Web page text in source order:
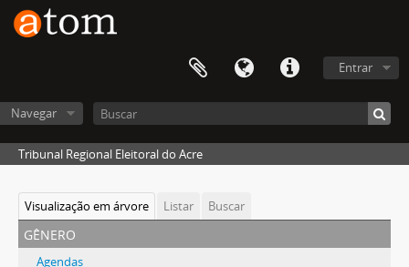
Entrar
Navegar
Tribunal Regional Eleitoral do Acre
Visualização em árvore Listar Buscar
gênero
Agendas